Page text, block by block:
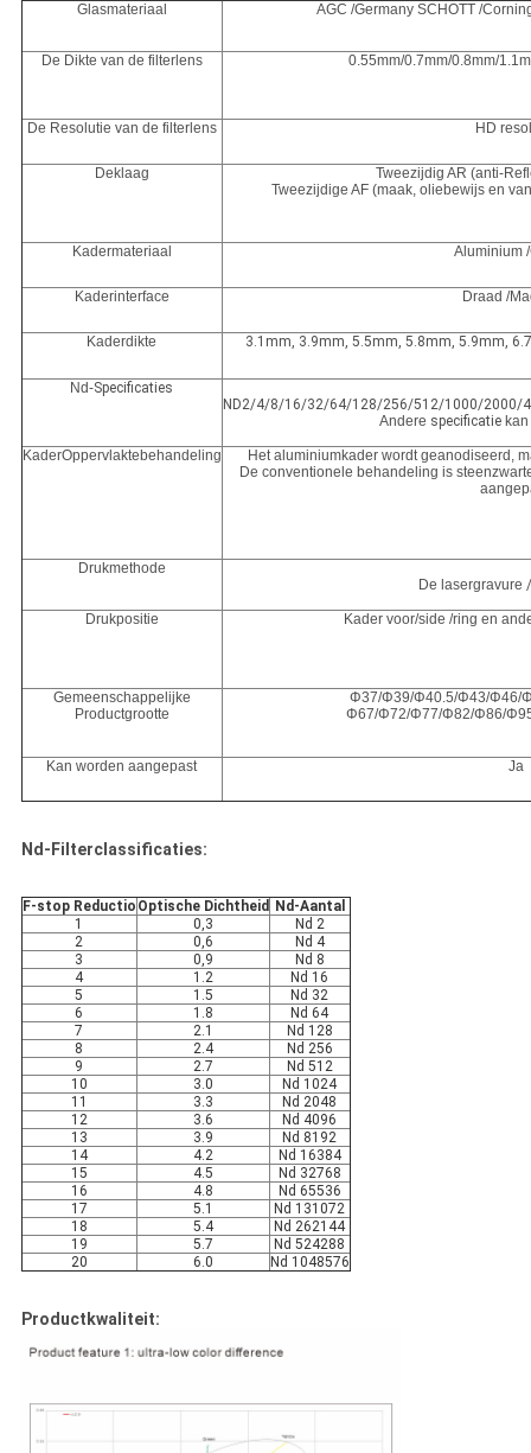
Glasmateriaal AGC /Germany SCHOTT /
De Dikte van de filterlens 0.55mm/0.7mm/0.8mm/
De Resolutie van de filterlens HD
Deklaag
Tweezijdig AR (anti-
Tweezijdige AF (maak, oliebewijs en
Kadermateriaal Aluminium
Kaderinterface Draad /
Kaderdikte 3.1mm, 3.9mm, 5.5mm, 5.8mm, 5.9mm,
Nd-Specificaties
ND2/4/8/16/32/64/128/256/512/1000/2000/
Andere specificatie
KaderOppervlaktebehandeling
Het aluminiumkader wordt geanodiseerd,
De conventionele behandeling is
Drukmethode
De lasergravure
Drukpositie Kader voor/side /ring en
Gemeenschappelijke
Productgrootte
Φ37/Φ39/Φ40.5/Φ43/Φ46/
Φ67/Φ72/Φ77/Φ82/Φ86/
Kan worden aangepast Ja
Nd-Filterclassificaties:
F-stop Reductio Optische Dichtheid
Nd-Aantal
1
0,3
Nd 2
2
0,6
Nd 4
3
0,9
Nd 8
4
1.2
Nd 16
5
1.5
Nd 32
6
1.8
Nd 64
7
2.1
Nd 128
8
2.4
Nd 256
9
2.7
Nd 512
10
3.0
Nd 1024
11
3.3
Nd 2048
12
3.6
Nd 4096
13
3.9
Nd 8192
14
4.2
Nd 16384
15
4.5
Nd 32768
16
4.8
Nd 65536
17
5.1
Nd 131072
18
5.4
Nd 262144
19
5.7
Nd 524288
20
6.0 Nd 1048576
Productkwaliteit: